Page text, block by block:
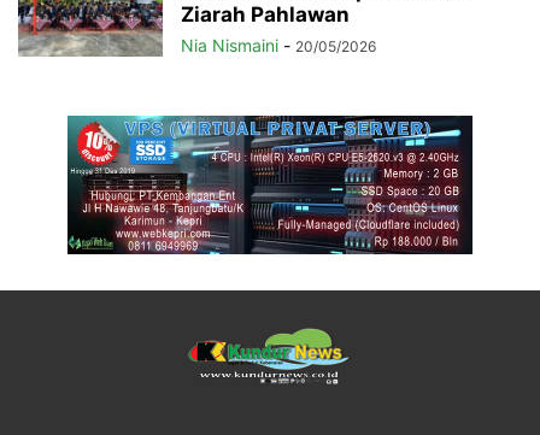
Ziarah Pahlawan
Nia Nismaini - 20/05/2026